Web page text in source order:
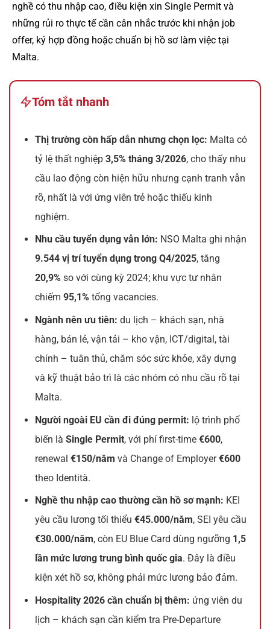
nghề có thu nhập cao, điều kiện xin Single Permit và
những rủi ro thực tế cần cân nhắc trước khi nhận job
offer, ký hợp đồng hoặc chuẩn bị hồ sơ làm việc tại
Malta.
Tóm tắt nhanh
Thị trường còn hấp dẫn nhưng chọn lọc: Malta có
tỷ lệ thất nghiệp3,5% tháng 3/2026, cho thấy nhu
cầu lao động còn hiện hữu nhưng cạnh tranh vẫn
rõ, nhất là với ứng viên trẻ hoặc thiếu kinh
nghiệm.
Nhu cầu tuyển dụng vẫn lớn: NSO Malta ghi nhận
9.544 vị trí tuyển dụng trong Q4/2025, tăng
20,9% so với cùng kỳ 2024; khu vực tư nhân
chiếm95,1% tổng vacancies.
Ngành nên ưu tiên: du lịch – khách sạn, nhà
hàng, bán lẻ, vận tải – kho vận, ICT/digital, tài
chính – tuân thủ, chăm sóc sức khỏe, xây dựng
và kỹ thuật bảo trì là các nhóm có nhu cầu rõ tại
Malta.
Người ngoài EU cần đi đúng permit: lộ trình phổ
biến làSingle Permit, với phí first-time€600,
renewal€150/năm và Change of Employer€600
theo Identità.
Nghề thu nhập cao thường cần hồ sơ mạnh: KEI
yêu cầu lương tối thiểu€45.000/năm, SEI yêu cầu
€30.000/năm, còn EU Blue Card dùng ngưỡng 1,5
lần mức lương trung bình quốc gia. Đây là điều
kiện xét hồ sơ, không phải mức lương bảo đảm.
Hospitality 2026 cần chuẩn bị thêm: ứng viên du
lịch – khách sạn cần kiểm tra Pre-Departure